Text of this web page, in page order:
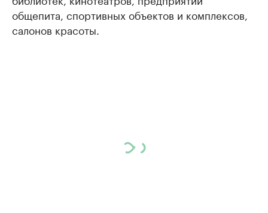
общепита, спортивных объектов и комплексов,
салонов красоты.